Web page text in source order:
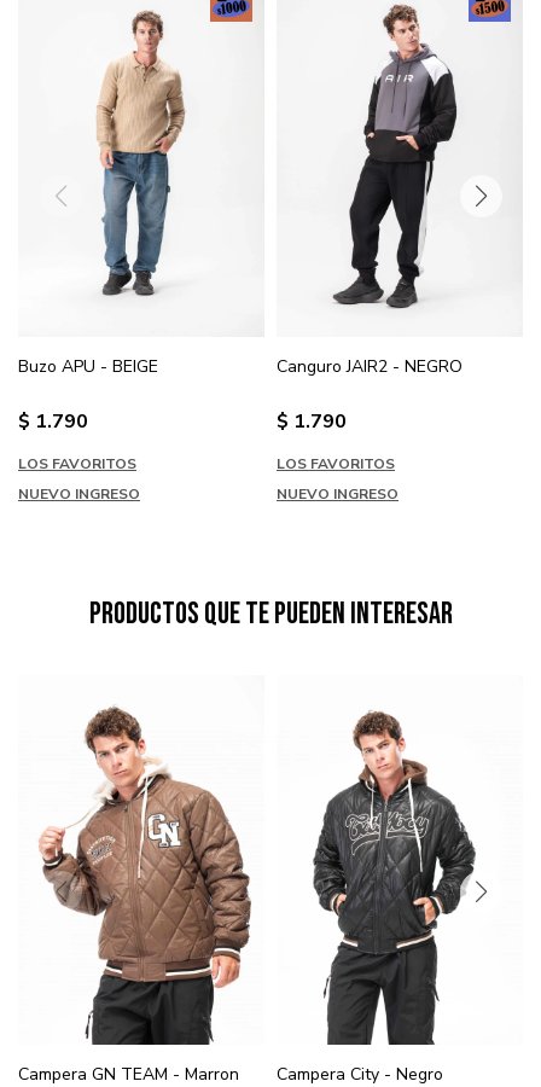
Buzo APU - BEIGE
$ 1.790
LOS FAVORITOS
NUEVO INGRESO
Canguro JAIR2 - NEGRO
$ 1.790
LOS FAVORITOS
NUEVO INGRESO
Productos que te pueden interesar
Campera GN TEAM - Marron Campera City - Negro